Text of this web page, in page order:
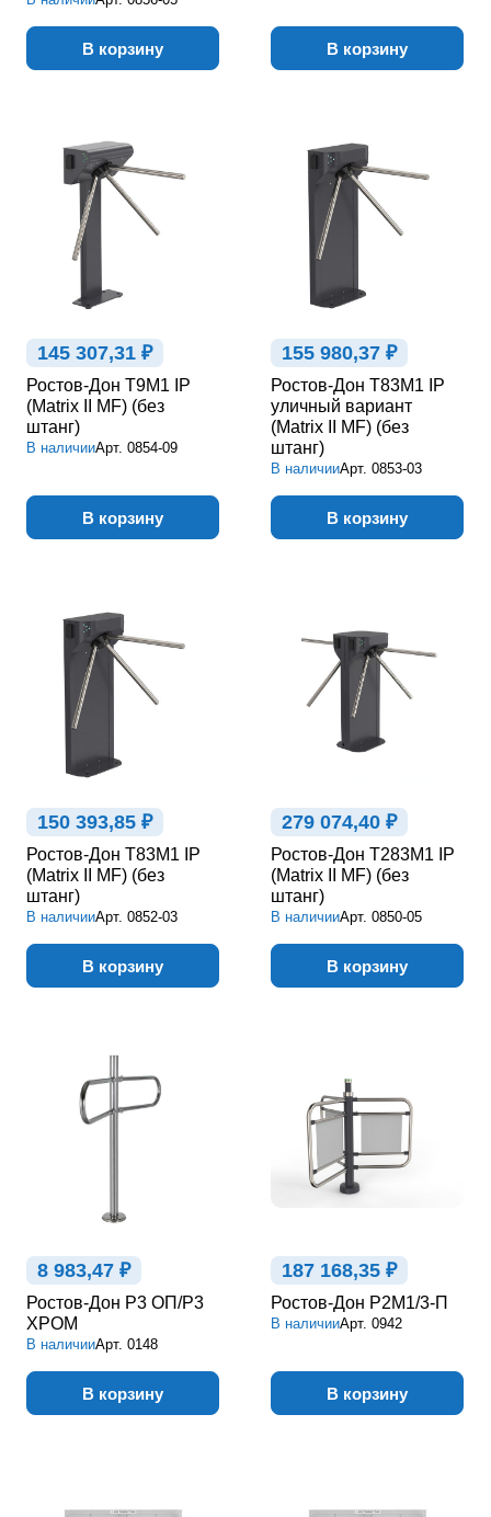
В корзину В корзину
145 307,31 ₽
Ростов-Дон Т9М1 IP
(Matrix II MF) (без
штанг)
В наличииАрт. 0854-09
В корзину
155 980,37 ₽
Ростов-Дон Т83М1 IP
уличный вариант
(Matrix II MF) (без
штанг)
В наличииАрт. 0853-03
В корзину
150 393,85 ₽
Ростов-Дон Т83М1 IP
(Matrix II MF) (без
штанг)
В наличииАрт. 0852-03
В корзину
279 074,40 ₽
Ростов-Дон Т283М1 IP
(Matrix II MF) (без
штанг)
В наличииАрт. 0850-05
В корзину
8 983,47 ₽
Ростов-Дон Р3 ОП/Р3
ХРОМ
В наличииАрт. 0148
В корзину
187 168,35 ₽
Ростов-Дон Р2М1/3-П
В наличииАрт. 0942
В корзину